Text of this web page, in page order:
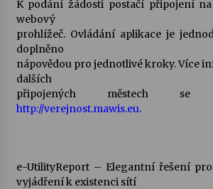
K podání žádosti postačí připojení
webový
prohlížeč. Ovládání aplikace je
doplněno
nápovědou pro jednotlivé kroky. Více
dalších
připojených městech
http://verejnost.mawis.eu.
e-UtilityReport – Elegantní řešení
vyjádření k existenci sítí